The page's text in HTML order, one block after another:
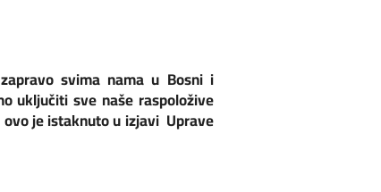
svima nama u Bosni i
uključiti sve naše raspoložive
je istaknuto u izjavi Uprave